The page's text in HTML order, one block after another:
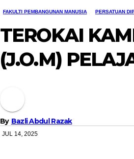
FAKULTI PEMBANGUNAN MANUSIA PERSATUAN
TEROKAI
(J.O.M)
By Bazli Abdul Razak
JUL 14, 2025